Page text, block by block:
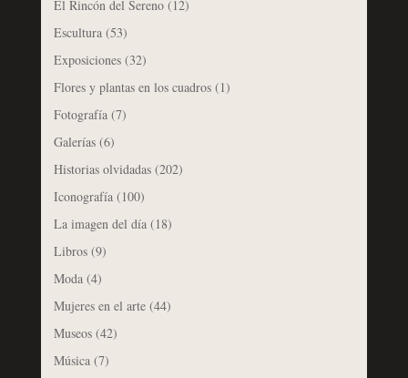
El Rincón del Sereno(12)
Escultura(53)
Exposiciones(32)
Flores y plantas en los cuadros(1)
Fotografía(7)
Galerías(6)
Historias olvidadas(202)
Iconografía(100)
La imagen del día(18)
Libros(9)
Moda(4)
Mujeres en el arte(44)
Museos(42)
Música(7)